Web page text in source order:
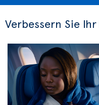
Verbessern Sie